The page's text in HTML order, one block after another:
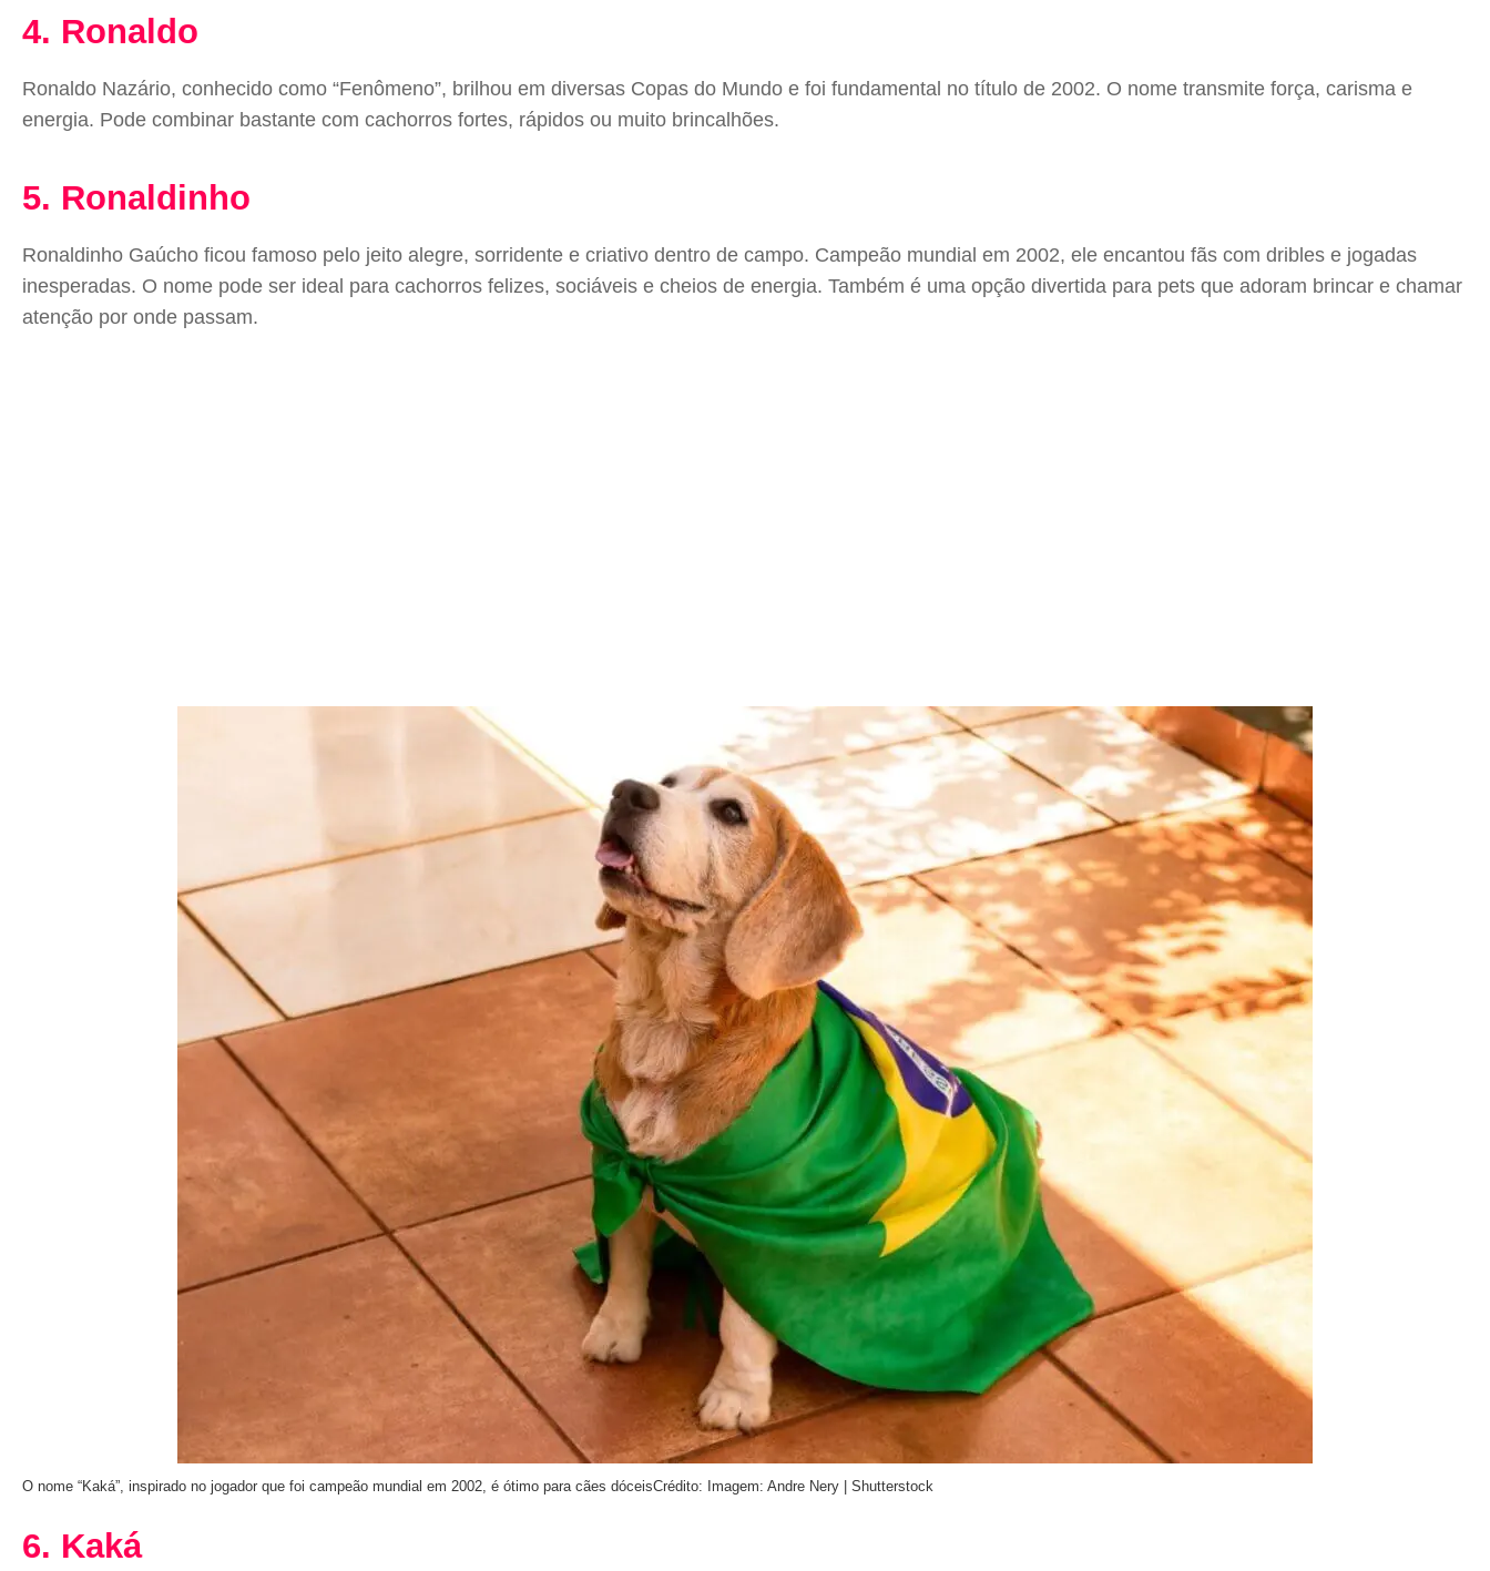
4. Ronaldo
Ronaldo Nazário, conhecido como “Fenômeno”, brilhou em diversas Copas do Mundo e foi fundamental no título de 2002. O nome transmite força, carisma e
energia. Pode combinar bastante com cachorros fortes, rápidos ou muito brincalhões.
5. Ronaldinho
Ronaldinho Gaúcho ficou famoso pelo jeito alegre, sorridente e criativo dentro de campo. Campeão mundial em 2002, ele encantou fãs com dribles e jogadas
inesperadas. O nome pode ser ideal para cachorros felizes, sociáveis e cheios de energia. Também é uma opção divertida para pets que adoram brincar e chamar
atenção por onde passam.
O nome “Kaká”, inspirado no jogador que foi campeão mundial em 2002, é ótimo para cães dóceisCrédito: Imagem: Andre Nery | Shutterstock
6. Kaká